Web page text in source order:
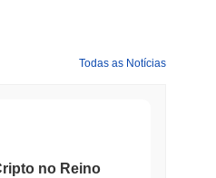
Todas as Notícias
no Reino